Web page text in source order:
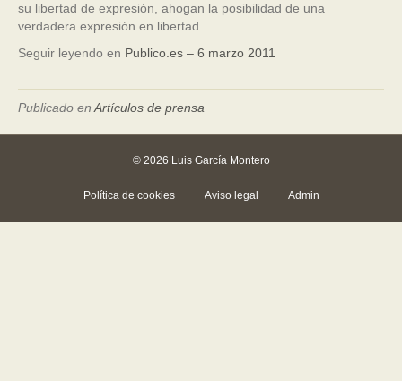
su libertad de expresión, ahogan la posibilidad de una
verdadera expresión en libertad.
Seguir leyendo en Publico.es – 6 marzo 2011
Publicado en Artículos de prensa
© 2026 Luis García Montero
Política de cookies Aviso legal Admin